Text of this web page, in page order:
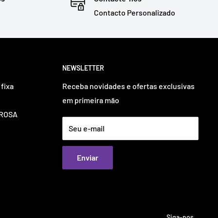
Contacto Personalizado
fixa
NEWSLETTER
Receba novidades e ofertas exclusivas
em primeira mão
Seu e-mail
Enviar